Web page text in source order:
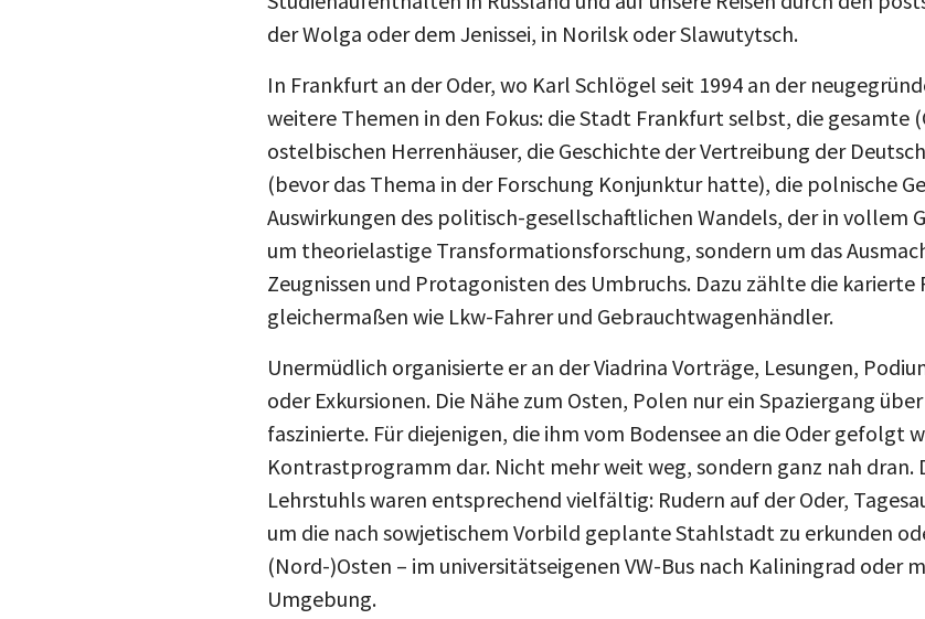
der Wolga oder dem Jenissei, in Norilsk oder Slawutytsch.
weitere Themen in den Fokus: die Stadt Frankfurt selbst, die gesamte
ostelbischen Herrenhäuser, die Geschichte der Vertreibung der
(bevor das Thema in der Forschung Konjunktur hatte), die polnische
Auswirkungen des politisch-gesellschaftlichen Wandels, der in vollem
um theorielastige Transformationsforschung, sondern um das
Zeugnissen und Protagonisten des Umbruchs. Dazu zählte die karierte
gleichermaßen wie Lkw-Fahrer und Gebrauchtwagenhändler.
oder Exkursionen. Die Nähe zum Osten, Polen nur ein Spaziergang
faszinierte. Für diejenigen, die ihm vom Bodensee an die Oder gefolgt
Kontrastprogramm dar. Nicht mehr weit weg, sondern ganz nah dran.
Lehrstuhls waren entsprechend vielfältig: Rudern auf der Oder,
um die nach sowjetischem Vorbild geplante Stahlstadt zu erkunden
(Nord-)Osten – im universitätseigenen VW-Bus nach Kaliningrad oder
Umgebung.